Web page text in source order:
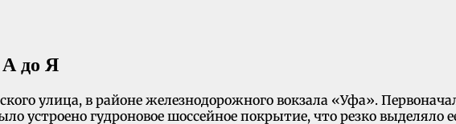
до Я
улица, в районе железнодорожного вокзала «Уфа».
устроено гудроновое шоссейное покрытие, что резко выделяло